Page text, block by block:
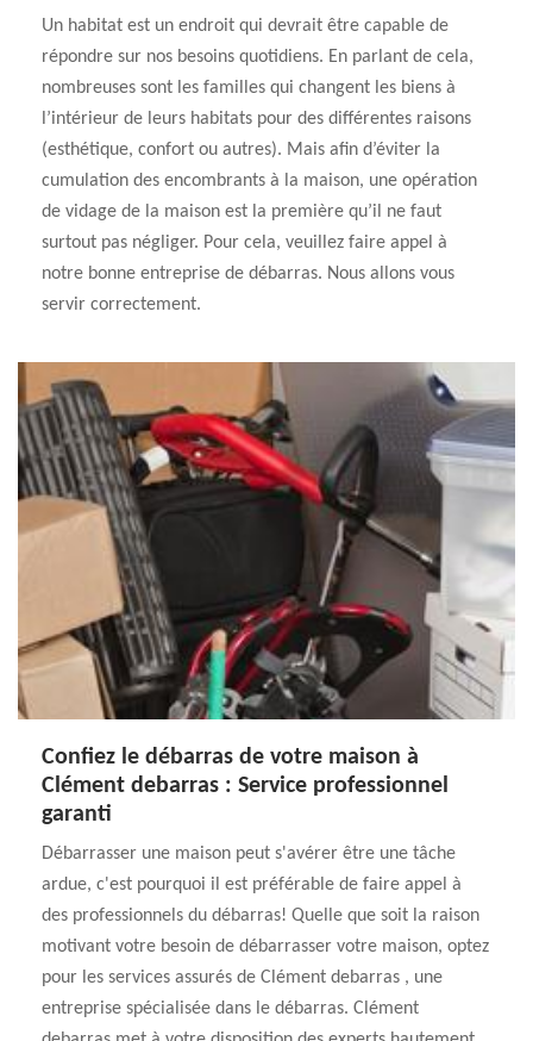
Un habitat est un endroit qui devrait être capable de
répondre sur nos besoins quotidiens. En parlant de cela,
nombreuses sont les familles qui changent les biens à
l’intérieur de leurs habitats pour des différentes raisons
(esthétique, confort ou autres). Mais afin d’éviter la
cumulation des encombrants à la maison, une opération
de vidage de la maison est la première qu’il ne faut
surtout pas négliger. Pour cela, veuillez faire appel à
notre bonne entreprise de débarras. Nous allons vous
servir correctement.
Confiez le débarras de votre maison à
Clément debarras : Service professionnel
garanti
Débarrasser une maison peut s'avérer être une tâche
ardue, c'est pourquoi il est préférable de faire appel à
des professionnels du débarras! Quelle que soit la raison
motivant votre besoin de débarrasser votre maison, optez
pour les services assurés de Clément debarras , une
entreprise spécialisée dans le débarras. Clément